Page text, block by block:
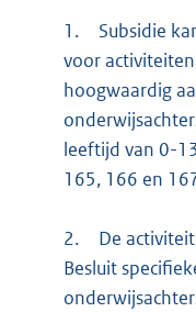
1.
Subsidie
voor
hoogwaardig
leeftijd van 0-
165, 166 en
2.
De
Besluit